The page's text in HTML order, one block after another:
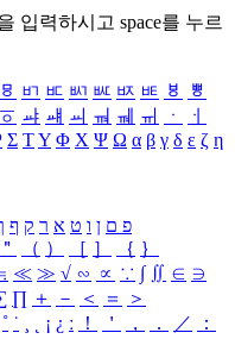
입력하시고 space를 누르
ㅱ ㅲ ㅳ ㅴ ㅵ ㅶ ㅷ ㅸ
ㅹ
ㆆ ㆇ ㆈ ㆉ ㆊ ㆋ ㆌ ㆍ
ㆎ
Σ ΤΥ Φ Χ Ψ Ω α β γ δ ε ζ η
פ ם ן ו ט א ר ק ף
＂ （ ） ［ ］ ｛ ｝
≪ ≫ √ ∽ ∝ ∵ ∫ ∬ ∈ ∋
∏ ＋ － ＜ ＝
＞
˚ ˙ ¸ ¡ ¿ ː ！ ＇ ， ． ／
：